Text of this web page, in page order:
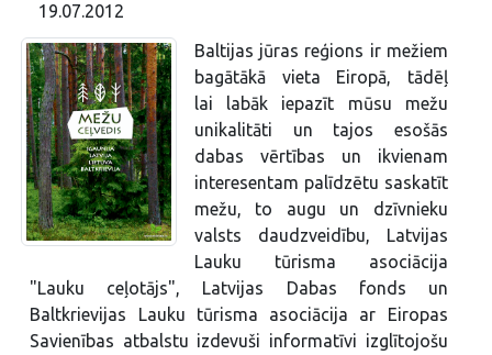
19.07.2012
Baltijas jūras reģions ir mežiem
bagātākā vieta Eiropā, tādēļ
lai labāk iepazīt mūsu mežu
unikalitāti un tajos esošās
dabas vērtības un ikvienam
interesentam palīdzētu saskatīt
mežu, to augu un dzīvnieku
valsts daudzveidību, Latvijas
Lauku tūrisma asociācija
"Lauku ceļotājs", Latvijas Dabas fonds un
Baltkrievijas Lauku tūrisma asociācija ar Eiropas
Savienības atbalstu izdevuši informatīvi izglītojošu